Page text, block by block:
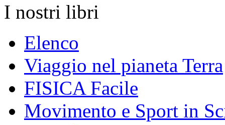
I nostri libri
Elenco
Viaggio nel pianeta Terra
FISICA Facile
Movimento e Sport in